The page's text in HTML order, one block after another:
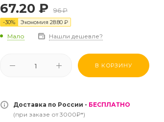
67.20 ₽ 96₽
-30% Экономия 28.80 ₽
Мало Нашли дешевле?
В КОРЗИНУ
Доставка по России - БЕСПЛАТНО
(при заказе от 3000₽*)